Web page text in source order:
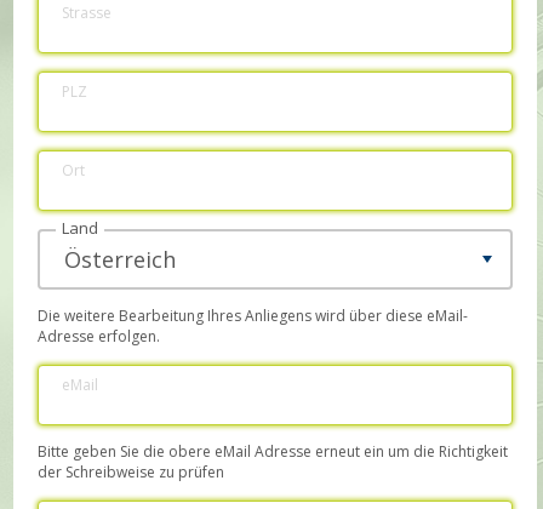
Strasse
PLZ
Ort
Land
Die weitere Bearbeitung Ihres Anliegens wird über diese eMail-
Adresse erfolgen.
eMail
Bitte geben Sie die obere eMail Adresse erneut ein um die Richtigkeit
der Schreibweise zu prüfen